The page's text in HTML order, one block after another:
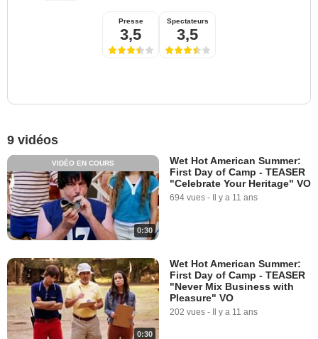
Presse
3,5
Spectateurs
3,5
9 vidéos
0:30
VIDÉO EN COURS
Wet Hot American Summer:
First Day of Camp - TEASER
"Celebrate Your Heritage" VO
694 vues - Il y a 11 ans
0:30
Wet Hot American Summer:
First Day of Camp - TEASER
"Never Mix Business with
Pleasure" VO
202 vues - Il y a 11 ans